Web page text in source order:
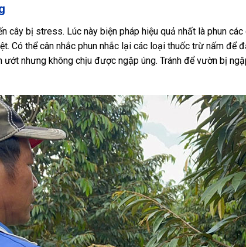
cây bị stress. Lúc này biện pháp hiệu quả nhất là phun
Có thể cân nhắc phun nhắc lại các loại thuốc trừ nấm để
nhưng không chịu được ngập úng. Tránh để vườn bị